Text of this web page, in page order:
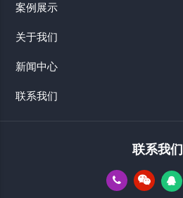
案例展示
关于我们
新闻中心
联系我们
联系我们